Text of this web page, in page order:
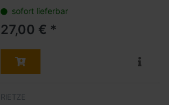
sofort lieferbar
27,00 € *
RIETZE